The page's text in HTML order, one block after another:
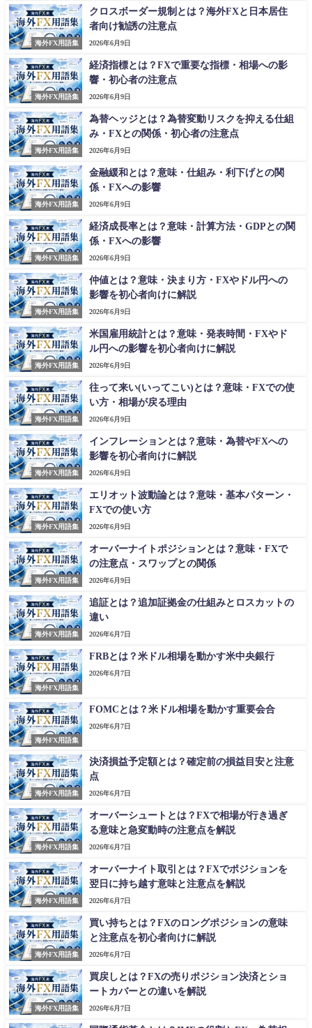
海外FX用語集
クロスボーダー規制とは？海外FXと日本居住
者向け勧誘の注意点
2026年6月9日
海外FX用語集
経済指標とは？FXで重要な指標・相場への影
響・初心者の注意点
2026年6月9日
海外FX用語集
為替ヘッジとは？為替変動リスクを抑える仕組
み・FXとの関係・初心者の注意点
2026年6月9日
海外FX用語集
金融緩和とは？意味・仕組み・利下げとの関
係・FXへの影響
2026年6月9日
海外FX用語集
経済成長率とは？意味・計算方法・GDPとの関
係・FXへの影響
2026年6月9日
海外FX用語集
仲値とは？意味・決まり方・FXやドル円への
影響を初心者向けに解説
2026年6月9日
海外FX用語集
米国雇用統計とは？意味・発表時間・FXやド
ル円への影響を初心者向けに解説
2026年6月9日
海外FX用語集
往って来い(いってこい)とは？意味・FXでの使
い方・相場が戻る理由
2026年6月9日
海外FX用語集
インフレーションとは？意味・為替やFXへの
影響を初心者向けに解説
2026年6月9日
海外FX用語集
エリオット波動論とは？意味・基本パターン・
FXでの使い方
2026年6月9日
海外FX用語集
オーバーナイトポジションとは？意味・FXで
の注意点・スワップとの関係
2026年6月9日
海外FX用語集
追証とは？追加証拠金の仕組みとロスカットの
違い
2026年6月7日
海外FX用語集
FRBとは？米ドル相場を動かす米中央銀行
2026年6月7日
海外FX用語集
FOMCとは？米ドル相場を動かす重要会合
2026年6月7日
海外FX用語集
決済損益予定額とは？確定前の損益目安と注意
点
2026年6月7日
海外FX用語集
オーバーシュートとは？FXで相場が行き過ぎ
る意味と急変動時の注意点を解説
2026年6月7日
海外FX用語集
オーバーナイト取引とは？FXでポジションを
翌日に持ち越す意味と注意点を解説
2026年6月7日
海外FX用語集
買い持ちとは？FXのロングポジションの意味
と注意点を初心者向けに解説
2026年6月7日
海外FX用語集
買戻しとは？FXの売りポジション決済とショ
ートカバーとの違いを解説
2026年6月7日